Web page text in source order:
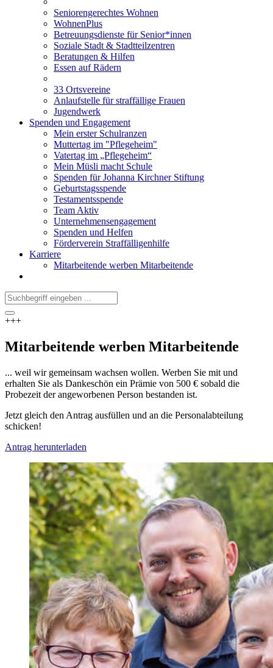
Seniorengerechtes Wohnen
WohnenPlus
Betreuungsdienste für Senior*innen
Soziale Stadt & Stadtteilzentren
Beratungen & Hilfen
Essen auf Rädern
33 Ortsvereine
Anlaufstelle für straffällige Frauen
Jugendwerk
Spenden und Engagement
Mein erster Schulranzen
Muttertag im "Pflegeheim"
Vatertag im „Pflegeheim“
Mein Müsli macht Schule
Spenden für Johanna Kirchner Stiftung
Geburtstagsspende
Testamentsspende
Team Aktiv
Unternehmensengagement
Spenden und Helfen
Förderverein Straffälligenhilfe
Karriere
Mitarbeitende werben Mitarbeitende
+++
Mitarbeitende werben Mitarbeitende
... weil wir gemeinsam wachsen wollen. Werben Sie mit und
erhalten Sie als Dankeschön ein Prämie von 500 € sobald die
Probezeit der angeworbenen Person bestanden ist.
Jetzt gleich den Antrag ausfüllen und an die Personalabteilung
schicken!
Antrag herunterladen